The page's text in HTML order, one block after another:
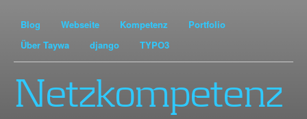
Blog Webseite Kompetenz
Portfolio
Über Taywa
django TYPO3
Netzkompetenz